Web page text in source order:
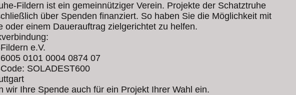
Fildern ist ein gemeinnütziger Verein. Projekte der Schatztruhe
über Spenden finanziert. So haben Sie die Möglichkeit mit
oder einem Dauerauftrag zielgerichtet zu helfen.
e.V.
0101 0004 0874 07
SOLADEST600
wir Ihre Spende auch für ein Projekt Ihrer Wahl ein.